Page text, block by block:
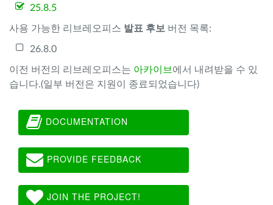
25.8.5
사용 가능한 리브레오피스 발표 후보 버전 목록:
26.8.0
이전 버전의 리브레오피스는 아카이브 에서 내려받을 수 있
습니다.(일부 버전은 지원이 종료되었습니다)
DOCUMENTATION
PROVIDE FEEDBACK
JOIN THE PROJECT!